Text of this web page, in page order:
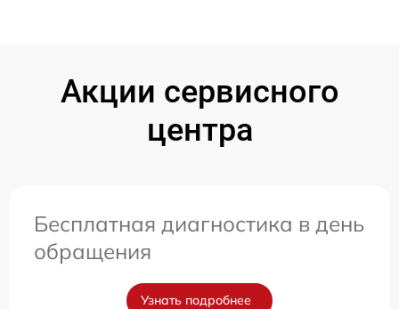
Акции сервисного
центра
Бесплатная диагностика в день
обращения
Узнать подробнее